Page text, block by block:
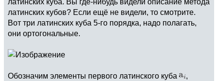
латинских кубов? Если ещё не видели, то смотрите.
Вот три латинских куба 5-го порядка, надо полагать,
они ортогональные.
Обозначим элементы первого латинского куба
,